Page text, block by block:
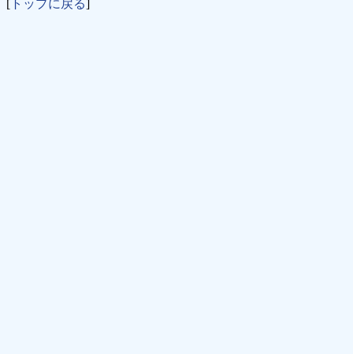
[ トップに戻る]